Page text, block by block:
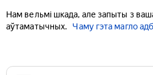
Нам вельмі шкада, але запыты з
аўтаматычных.
Чаму гэта магло